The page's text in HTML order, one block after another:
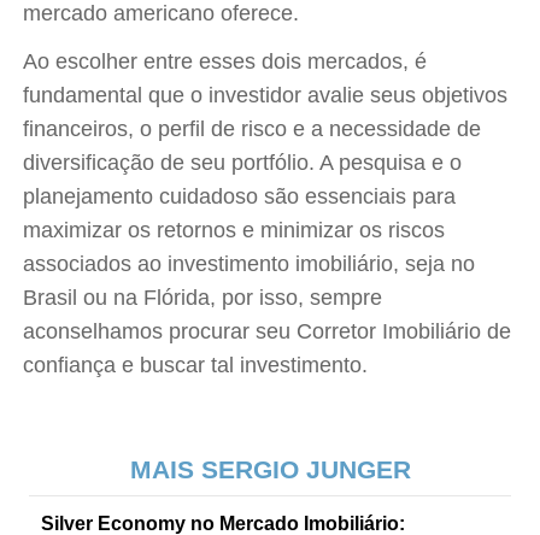
mercado americano oferece.
Ao escolher entre esses dois mercados, é
fundamental que o investidor avalie seus objetivos
financeiros, o perfil de risco e a necessidade de
diversificação de seu portfólio. A pesquisa e o
planejamento cuidadoso são essenciais para
maximizar os retornos e minimizar os riscos
associados ao investimento imobiliário, seja no
Brasil ou na Flórida, por isso, sempre
aconselhamos procurar seu Corretor Imobiliário de
confiança e buscar tal investimento.
MAIS SERGIO JUNGER
Silver Economy no Mercado Imobiliário: